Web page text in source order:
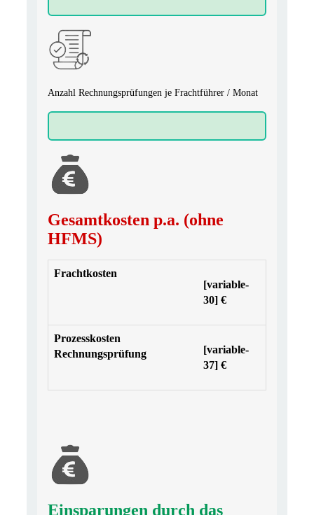
Anzahl Rechnungsprüfungen je Frachtführer / Monat
Gesamtkosten p.a. (ohne
HFMS)
Frachtkosten
[variable-
30] €
Prozesskosten
Rechnungsprüfung
[variable-
37] €
Einsparungen durch das